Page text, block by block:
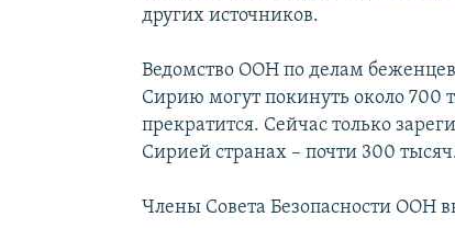
других источников.
Ведомство ООН по делам
Сирию могут покинуть около 700
прекратится. Сейчас только
Сирией странах – почти 300
Члены Совета Безопасности ООН